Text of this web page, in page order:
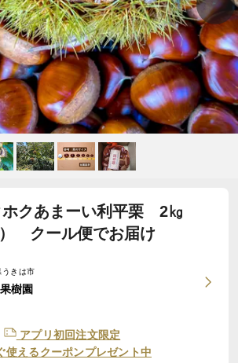
ホクあまーい利平栗 2㎏
） クール便でお届け
うきは市
樹園
アプリ初回注文限定
使えるクーポンプレゼント中